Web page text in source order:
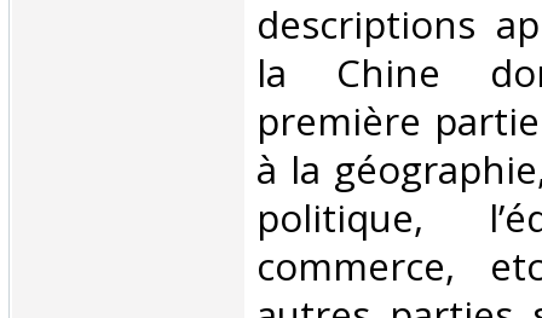
descriptions
la Chine
première
à la
politique,
commerce,